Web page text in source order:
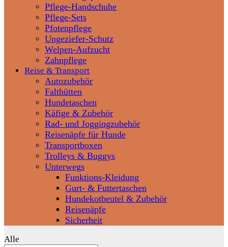
Pflege-Handschuhe
Pflege-Sets
Pfotenpflege
Ungeziefer-Schutz
Welpen-Aufzucht
Zahnpflege
Reise & Transport
Autozubehör
Falthütten
Hundetaschen
Käfige & Zubehör
Rad- und Joggingzubehör
Reisenäpfe für Hunde
Transportboxen
Trolleys & Buggys
Unterwegs
Funktions-Kleidung
Gurt- & Futtertaschen
Hundekotbeutel & Zubehör
Reisenäpfe
Sicherheit
Alle